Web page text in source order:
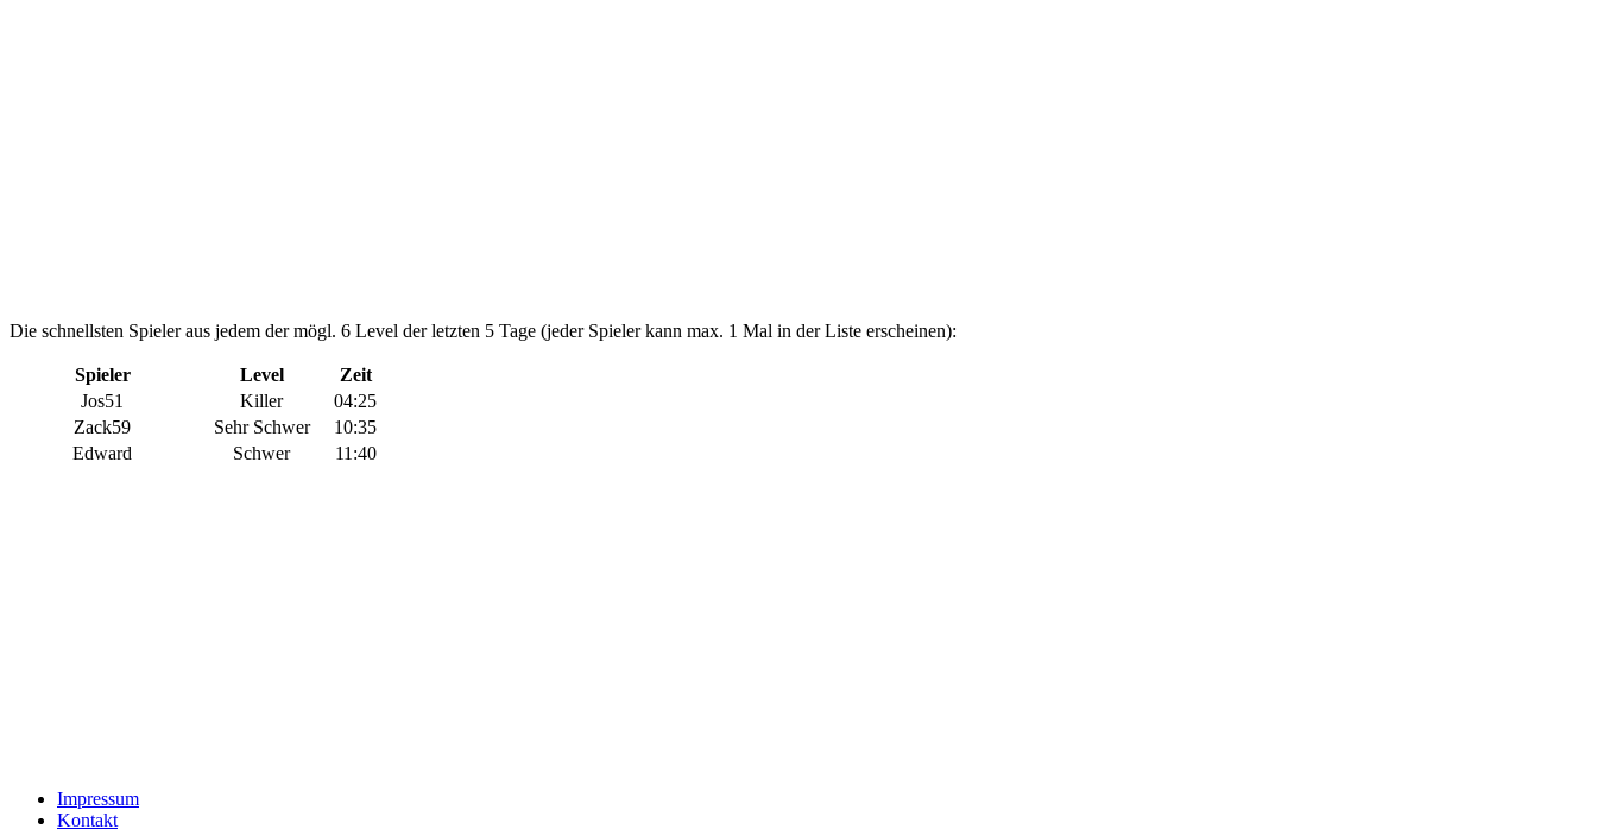
Die schnellsten Spieler aus jedem der mögl. 6 Level der letzten 5 Tage (jeder Spieler kann max. 1 Mal in der Liste erscheinen):
Spieler Level
Zeit
Jos51
Killer
04:25
Zack59
Sehr Schwer
10:35
Edward
Schwer 11:40
Impressum
Kontakt